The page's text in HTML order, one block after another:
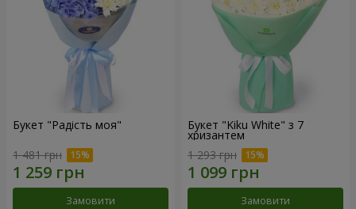
Букет "Радість моя"
1 481 грн
Замовити
Букет "Kiku White" з 7
хризантем
1 293 грн
Замовити